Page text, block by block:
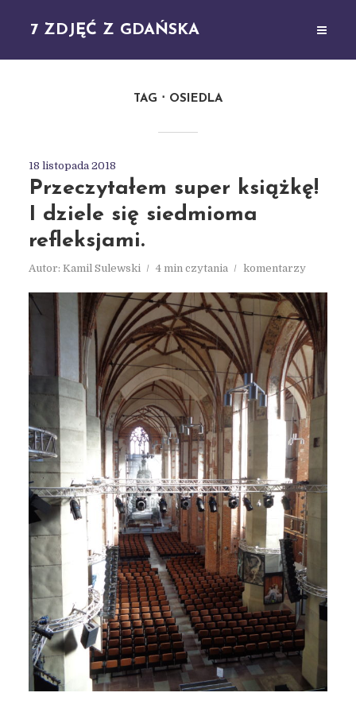
7 ZDJĘĆ Z GDAŃSKA
TAG OSIEDLA
18 listopada 2018
Przeczytałem super książkę!
I dziele się siedmioma
refleksjami.
Autor: Kamil Sulewski 4 min czytania komentarzy